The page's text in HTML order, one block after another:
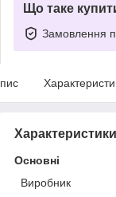
Що таке
Замовлення
Характеристики
Основні
Виробник